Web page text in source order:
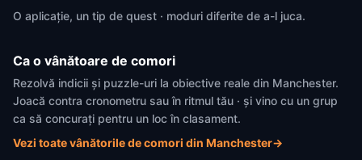
O aplicație, un tip de quest · moduri diferite de a-l juca.
Ca o vânătoare de comori
Rezolvă indicii și puzzle-uri la obiective reale din Manchester.
Joacă contra cronometru sau în ritmul tău · și vino cu un grup
ca să concurați pentru un loc în clasament.
Vezi toate vânătorile de comori din Manchester→